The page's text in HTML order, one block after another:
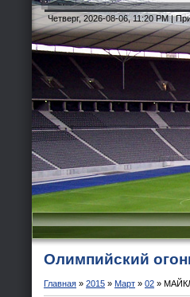
Четверг, 2026-08-06, 11:20 PM |
Олимпийский
Главная » 2015 » Март » 02 »